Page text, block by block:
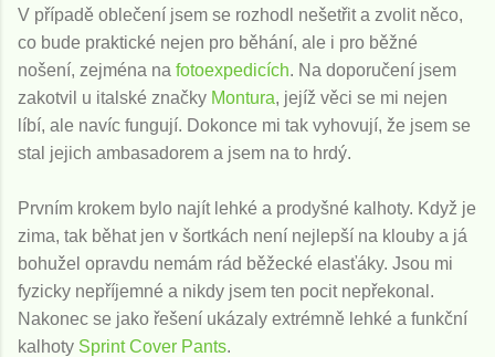
V případě oblečení jsem se rozhodl nešetřit a zvolit něco,
co bude praktické nejen pro běhání, ale i pro běžné
nošení, zejména na fotoexpedicích. Na doporučení jsem
zakotvil u italské značky Montura, jejíž věci se mi nejen
líbí, ale navíc fungují. Dokonce mi tak vyhovují, že jsem se
stal jejich ambasadorem a jsem na to hrdý.
Prvním krokem bylo najít lehké a prodyšné kalhoty. Když je
zima, tak běhat jen v šortkách není nejlepší na klouby a já
bohužel opravdu nemám rád běžecké elasťáky. Jsou mi
fyzicky nepříjemné a nikdy jsem ten pocit nepřekonal.
Nakonec se jako řešení ukázaly extrémně lehké a funkční
kalhoty Sprint Cover Pants.